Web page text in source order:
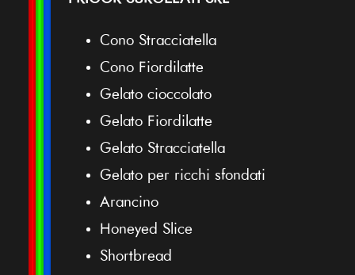
Cono Stracciatella
Cono Fiordilatte
Gelato cioccolato
Gelato Fiordilatte
Gelato Stracciatella
Gelato per ricchi sfondati
Arancino
Honeyed Slice
Shortbread